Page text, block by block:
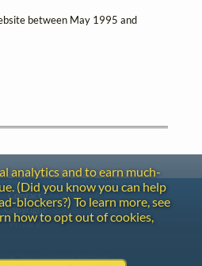
between May 1995 and
analytics and to earn much-
(Did you know you can help
blockers?) To learn more, see
how to opt out of cookies,
Contact
Copyright
Privacy
The LiederNet Archive